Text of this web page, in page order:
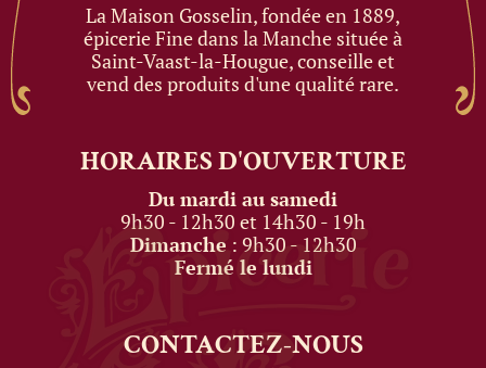
La Maison Gosselin, fondée en 1889,
épicerie Fine dans la Manche située à
Saint-Vaast-la-Hougue, conseille et
vend des produits d'une qualité rare.
HORAIRESD'OUVERTURE
Du mardi au samedi
9h30 - 12h30 et 14h30 - 19h
Dimanche : 9h30 - 12h30
Fermé le lundi
CONTACTEZ-NOUS